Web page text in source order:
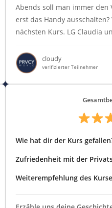
Abends soll man immer den
erst das Handy
nächsten Kurs. LG Claudia
cloudy
verifizierter Teilnehmer
Wie hat dir der Kurs
Zufriedenheit mit der
Weiterempfehlung des